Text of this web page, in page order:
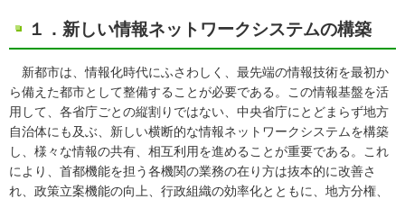
１．新しい情報ネットワークシステムの構築
新都市は、情報化時代にふさわしく、最先端の情報技術を最初か
ら備えた都市として整備することが必要である。この情報基盤を活
用して、各省庁ごとの縦割りではない、中央省庁にとどまらず地方
自治体にも及ぶ、新しい横断的な情報ネットワークシステムを構築
し、様々な情報の共有、相互利用を進めることが重要である。これ
により、首都機能を担う各機関の業務の在り方は抜本的に改善さ
れ、政策立案機能の向上、行政組織の効率化とともに、地方分権、